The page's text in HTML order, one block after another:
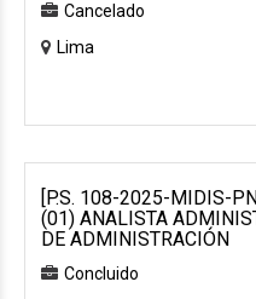
Cancelado
Lima
[P.S. 108-2025-MIDIS-
(01) ANALISTA
DE ADMINISTRACIÓN
Concluido